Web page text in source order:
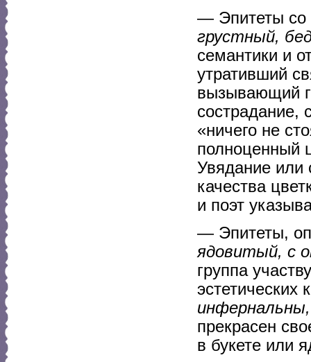
— Эпитеты со
грустный,
семантики и
утративший
вызывающий
сострадание,
«ничего не
полноценный
Увядание или
качества
и поэт
— Эпитеты,
ядовитый, с
группа
эстетических
прекрасен
в букете или